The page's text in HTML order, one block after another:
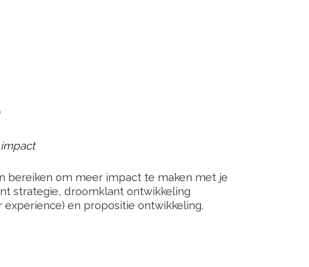
bereiken om meer impact te maken met je
strategie, droomklant ontwikkeling
en propositie ontwikkeling.